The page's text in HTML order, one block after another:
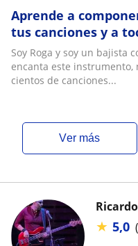
Aprende a
tus canciones y a
sonido
Soy Roga y soy un bajista
encanta este instrumento,
cientos de canciones...
ver más
Ricardo
★ 5,0